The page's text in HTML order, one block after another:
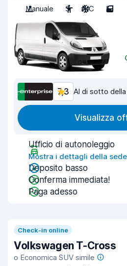
Manuale
3 A/C 5
7,3 Al di sotto
Visualizza
Ufficio di autonoleggio
Mostra i dettagli della sede
Deposito basso
Conferma immediata!
Paga adesso
Check-in online
Volkswagen T-Cross
o Economica SUV simile